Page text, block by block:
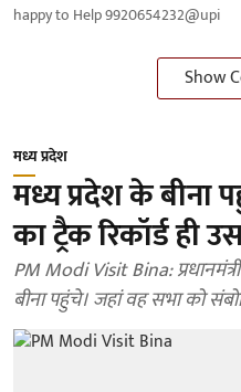
happy to Help 9920654232@upi
Show
मध्य प्रदेश
मध्य प्रदेश के बीना
का ट्रैक रिकॉर्ड ही
PM Modi Visit Bina:
बीना पहुंचे। जहां वह सभा को